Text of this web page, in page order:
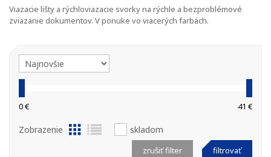
Viazacie lišty a rýchloviazacie svorky na rýchle a bezproblémové
zviazanie dokumentov. V ponuke vo viacerých farbách.
0 € 41 €
Zobrazenie skladom
filtrovať
zrušiť filter